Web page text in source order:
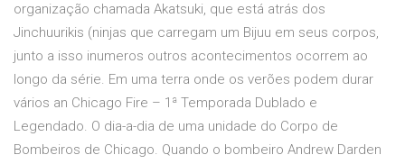
organização chamada Akatsuki, que está atrás dos
Jinchuurikis (ninjas que carregam um Bijuu em seus corpos,
junto a isso inumeros outros acontecimentos ocorrem ao
longo da série. Em uma terra onde os verões podem durar
vários an Chicago Fire – 1ª Temporada Dublado e
Legendado. O dia-a-dia de uma unidade do Corpo de
Bombeiros de Chicago. Quando o bombeiro Andrew Darden